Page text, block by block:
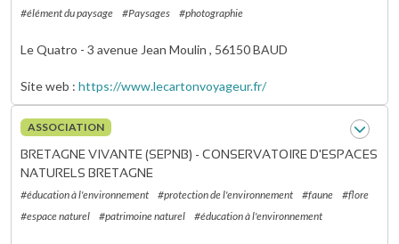
#élément du paysage #Paysages #photographie
Le Quatro - 3 avenue Jean Moulin , 56150BAUD
Site web https://www.lecartonvoyageur.fr/
ASSOCIATION
BRETAGNE VIVANTE (SEPNB) - CONSERVATOIRE D'ESPACES
NATURELS BRETAGNE
#éducation à l'environnement #protection de l'environnement #faune
#flore
#espace naturel
#patrimoine naturel #éducation à l'environnement